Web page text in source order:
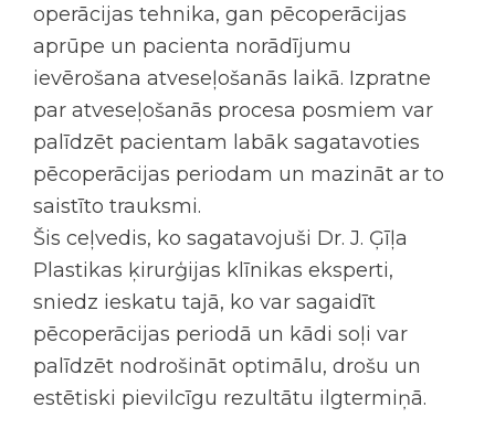
operācijas tehnika, gan pēcoperācijas
aprūpe un pacienta norādījumu
ievērošana atveseļošanās laikā. Izpratne
par atveseļošanās procesa posmiem var
palīdzēt pacientam labāk sagatavoties
pēcoperācijas periodam un mazināt ar to
saistīto trauksmi.
Šis ceļvedis, ko sagatavojuši Dr. J. Ģīļa
Plastikas ķirurģijas klīnikas eksperti,
sniedz ieskatu tajā, ko var sagaidīt
pēcoperācijas periodā un kādi soļi var
palīdzēt nodrošināt optimālu, drošu un
estētiski pievilcīgu rezultātu ilgtermiņā.